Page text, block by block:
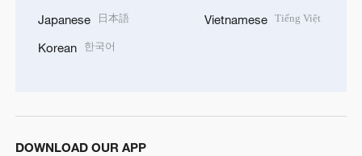
Japanese 日本語
Korean 한국어
Vietnamese Tiếng Việt
DOWNLOAD OUR APP